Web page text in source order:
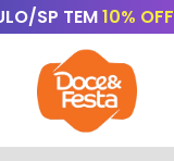
SP TEM10% OFF